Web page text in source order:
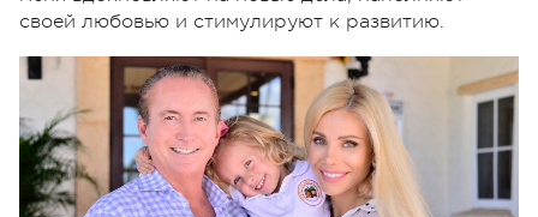
своей любовью и стимулируют к развитию.